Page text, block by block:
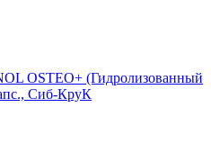
OSTEO+ (Гидролизованный
Сиб-КруК